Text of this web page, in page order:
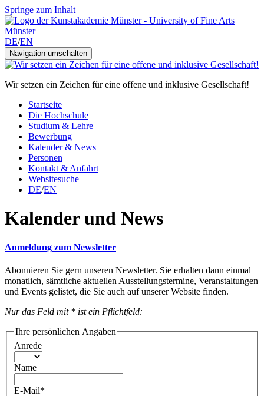
Springe zum Inhalt
DE/EN
Navigation umschalten
Wir setzen ein Zeichen für eine offene und inklusive Gesellschaft!
Startseite
Die Hochschule
Studium & Lehre
Bewerbung
Kalender & News
Personen
Kontakt & Anfahrt
Websitesuche
DE/EN
Kalender und News
Anmeldung zum Newsletter
Abonnieren Sie gern unseren Newsletter. Sie erhalten dann einmal
monatlich, sämtliche aktuellen Ausstellungstermine, Veranstaltungen
und Events gelistet, die Sie auch auf unserer Website finden.
Nur das Feld mit * ist ein Pflichtfeld:
Ihre persönlichen Angaben
Anrede
Name
E-Mail*